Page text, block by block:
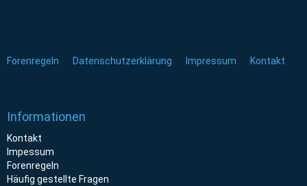
Forenregeln Datenschutzerklärung Impressum Kontakt
Informationen
Kontakt
Impessum
Forenregeln
Häufig gestellte Fragen